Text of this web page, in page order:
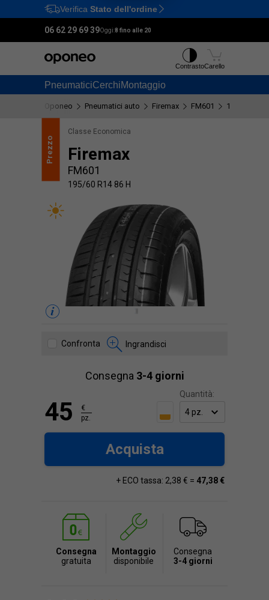
Ctrl M
Verifica Stato dell'ordine
06 62 29 69 39Oggi:8 fino alle 20
PneumaticiCerchiMontaggio
ContrastoCarello
Oponeo Pneumatici auto Firemax FM601 195/60 R14
Prezzo
Classe Economica
Firemax
FM601
195/60 R14 86 H
Confronta Ingrandisci
Consegna 3-4 giorni
Quantità:
45
€
pz.
Acquista
+ ECO tassa: 2,38 € = 47,38 €
Consegna
gratuita
Montaggio
disponibile
Consegna
3-4 giorni